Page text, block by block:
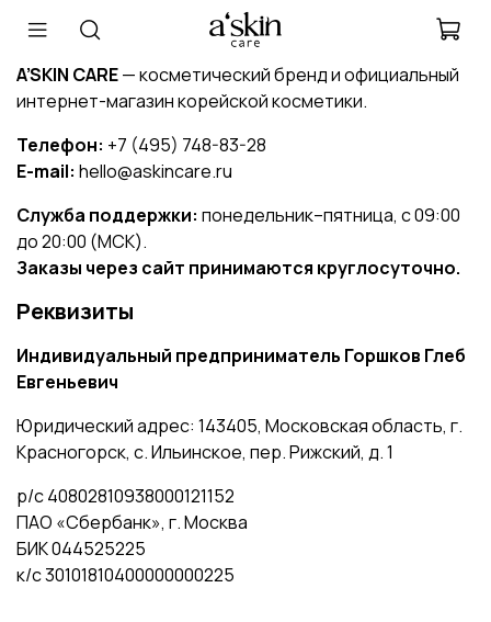
A’SKIN CARE— косметический бренд и официальный
интернет-магазин корейской косметики.
Телефон: +7 (495) 748-83-28
E-mail: hello@askincare.ru
Служба поддержки: понедельник–пятница, с 09:00
до 20:00 (МСК).
Заказы через сайт принимаются круглосуточно.
Реквизиты
Индивидуальный предприниматель Горшков Глеб
Евгеньевич
Юридический адрес: 143405, Московская область, г.
Красногорск, с. Ильинское, пер. Рижский, д. 1
р/с 40802810938000121152
ПАО «Сбербанк», г. Москва
БИК 044525225
к/с 30101810400000000225